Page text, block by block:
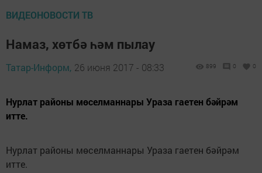
ВИДЕОНОВОСТИ ТВ
Намаз, хөтбә һәм пылау
Татар-Информ, 26 июня 2017 - 08:33 899 0 0
Нурлат районы мөселманнары Ураза гаетен бәйрәм
итте.
Нурлат районы мөселманнары Ураза гаетен бәйрәм
итте.